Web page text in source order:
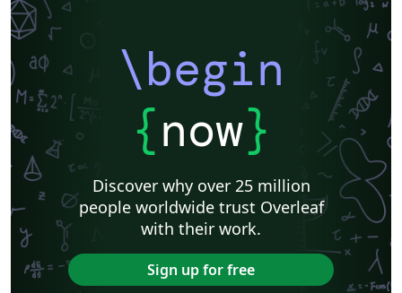
\begin
{now}
Discover why over 25 million
people worldwide trust Overleaf
with their work.
Sign up for free